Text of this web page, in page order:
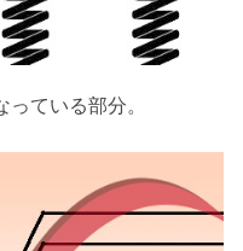
ている部分。